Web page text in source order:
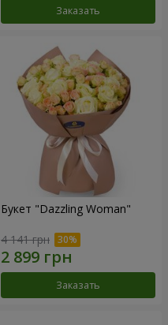
Заказать
Букет "Dazzling Woman"
4 141 грн
Заказать